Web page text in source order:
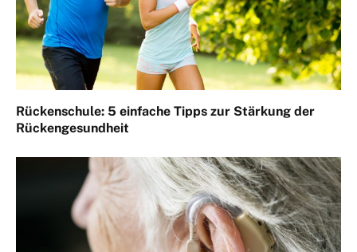
Rückenschule: 5 einfache Tipps zur Stärkung der
Rückengesundheit